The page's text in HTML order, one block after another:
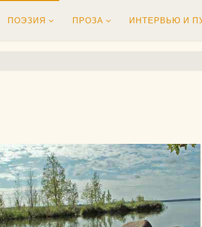
ПОЭЗИЯ ПРОЗА ИНТЕРВЬЮ И